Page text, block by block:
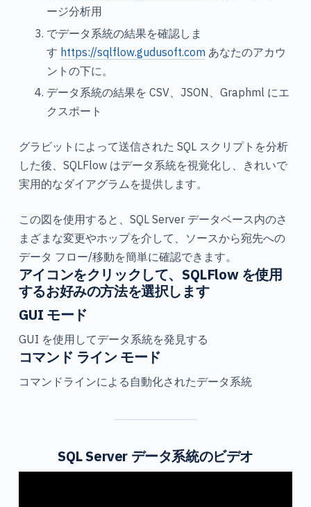
ージ分析用
でデータ系統の結果を確認しま
す https://sqlflow.gudusoft.com あなたのアカウ
ントの下に。
データ系統の結果を CSV、JSON、Graphml にエ
クスポート
グラビットによって送信された SQL スクリプトを分析
した後、SQLFlow はデータ系統を視覚化し、きれいで
実用的なダイアグラムを提供します。
この図を使用すると、SQL Server データベース内のさ
まざまな変更やホップを介して、ソースから宛先への
データ フロー/移動を簡単に確認できます。
アイコンをクリックして、SQLFlow を使用
するお好みの方法を選択します
GUI モード
GUI を使用してデータ系統を発見する
コマンド ライン モード
コマンドラインによる自動化されたデータ系統
SQL Server データ系統のビデオ